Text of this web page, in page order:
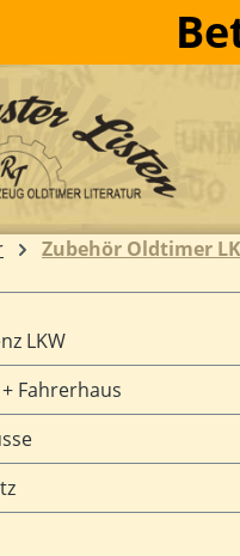
Zubehör Oldtimer
LKW
Fahrerhaus